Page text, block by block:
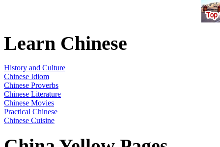
Learn Chinese
History and Culture
Chinese Idiom
Chinese Proverbs
Chinese Literature
Chinese Movies
Practical Chinese
Chinese Cuisine